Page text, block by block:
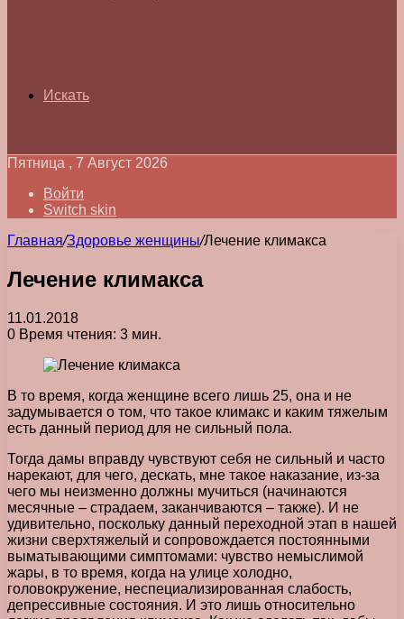
Искать
Пятница , 7 Август 2026
Войти
Switch skin
Главная/Здоровье женщины/Лечение климакса
Лечение климакса
11.01.2018
0 Время чтения: 3 мин.
В то время, когда женщине всего лишь 25, она и не
задумывается о том, что такое климакс и каким тяжелым
есть данный период для не сильный пола.
Тогда дамы вправду чувствуют себя не сильный и часто
нарекают, для чего, дескать, мне такое наказание, из-за
чего мы неизменно должны мучиться (начинаются
месячные – страдаем, заканчиваются – также). И не
удивительно, поскольку данный переходной этап в нашей
жизни сверхтяжелый и сопровождается постоянными
выматывающими симптомами: чувство немыслимой
жары, в то время, когда на улице холодно,
головокружение, неспециализированная слабость,
депрессивные состояния. И это лишь относительно